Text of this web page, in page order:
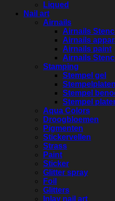
Liqued
Nail art
Airnails
Airnails
Airnails
Airnails paint
Airnails
Stamping
Stempel gel
Stempelplaten
Stempel
Stempel
Aqua Colors
Droogbloemen
Pigmenten
Stickervellen
Strass
Paint
Sticker
Glitter spray
Foil
Glitters
Inlay nail art